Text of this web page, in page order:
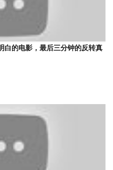
白的电影，最后三分钟的反转真